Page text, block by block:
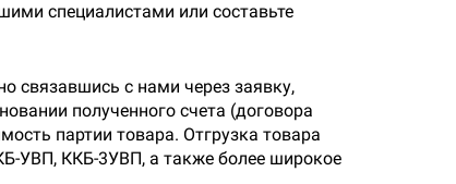
специалистами или составьте
связавшись с нами через заявку,
полученного счета (договора
партии товара. Отгрузка товара
УВП, ККБ-3УВП, а также более широкое